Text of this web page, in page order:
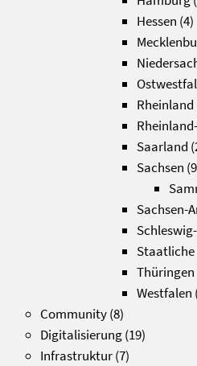
Hessen (4)
Rheinland
Saarland
Sachsen
Sachsen-
Staatliche
Thüringen
Westfalen
Community(8)
Digitalisierung(19)
Infrastruktur(7)